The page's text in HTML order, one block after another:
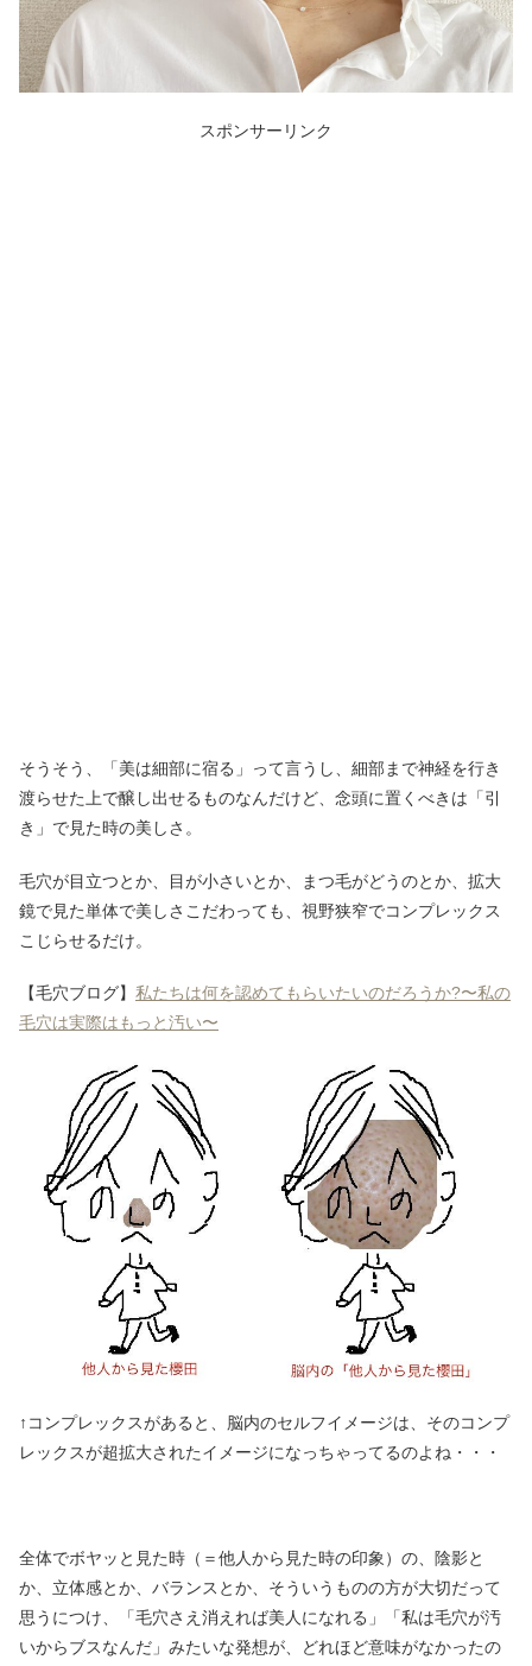
スポンサーリンク
そうそう、「美は細部に宿る」って言うし、細部まで神経を行き
渡らせた上で醸し出せるものなんだけど、念頭に置くべきは「引
き」で見た時の美しさ。
毛穴が目立つとか、目が小さいとか、まつ毛がどうのとか、拡大
鏡で見た単体で美しさこだわっても、視野狭窄でコンプレックス
こじらせるだけ。
【毛穴ブログ】 私たちは何を認めてもらいたいのだろうか?〜私の
毛穴は実際はもっと汚い〜
↑コンプレックスがあると、脳内のセルフイメージは、そのコンプ
レックスが超拡大されたイメージになっちゃってるのよね・・・
全体でボヤッと見た時（＝他人から見た時の印象）の、陰影と
か、立体感とか、バランスとか、そういうものの方が大切だって
思うにつけ、「毛穴さえ消えれば美人になれる」「私は毛穴が汚
いからブスなんだ」みたいな発想が、どれほど意味がなかったの